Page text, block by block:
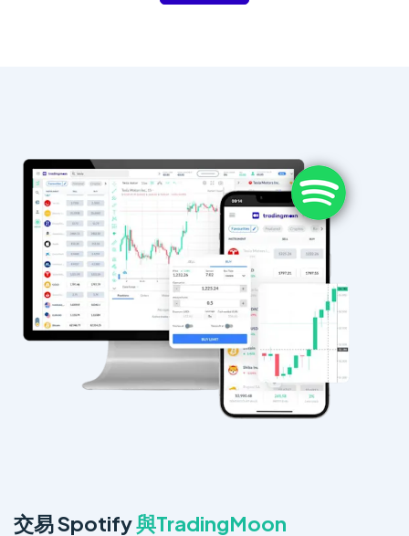
交易 Spotify與TradingMoon